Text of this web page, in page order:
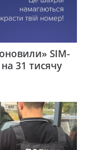
SIM-
31 тисячу